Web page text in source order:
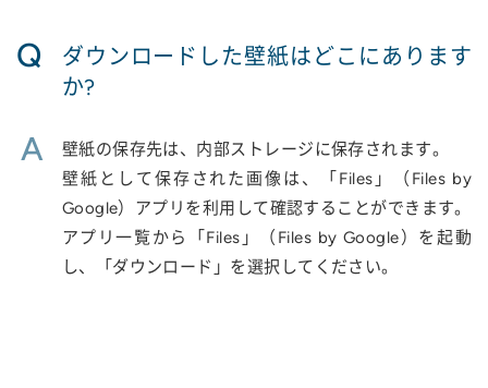
Q
ダウンロードした壁紙はどこにあります
か?
A
壁紙の保存先は、内部ストレージに保存されます。
壁紙として保存された画像は、「Files」（Files by
Google）アプリを利用して確認することができます。
アプリ一覧から「Files」（Files by Google）を起動
し、「ダウンロード」を選択してください。